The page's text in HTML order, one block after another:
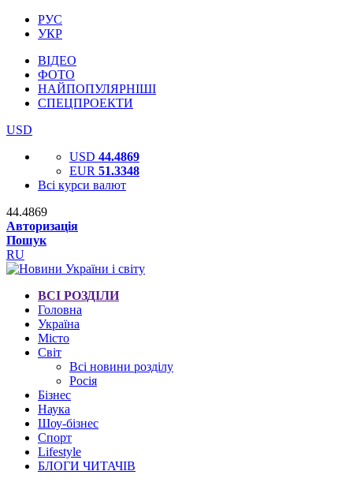
РУС
УКР
ВІДЕО
ФОТО
НАЙПОПУЛЯРНІШІ
СПЕЦПРОЕКТИ
USD
USD 44.4869
EUR 51.3348
Всі курси валют
44.4869
Авторизація
Пошук
RU
ВСІ РОЗДІЛИ
Головна
Україна
Місто
Світ
Всі новини розділу
Росія
Бізнес
Наука
Шоу-бізнес
Спорт
Lifestyle
БЛОГИ ЧИТАЧІВ